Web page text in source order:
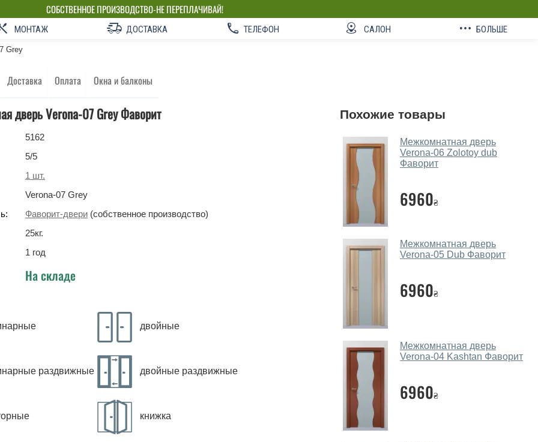
СОБСТВЕННОЕ ПРОИЗВОДСТВО-НЕ ПЕРЕПЛАЧИВАЙ!
МОНТАЖ ДОСТАВКА ТЕЛЕФОН САЛОН БОЛЬШЕ
Grey
Доставка Оплата Окна и балконы
дверь Verona-07 Grey Фаворит
5162
5/5
1 шт.
Verona-07 Grey
Фаворит-двери (собственное производство)
25кг.
1 год
На складе
двойные
раздвижные двойные раздвижные
книжка
Похожие товары
Межкомнатная дверь
Verona-06 Zolotoy dub
Фаворит
6960₴
Межкомнатная дверь
Verona-05 Dub Фаворит
6960₴
Межкомнатная дверь
Verona-04 Kashtan Фаворит
6960₴